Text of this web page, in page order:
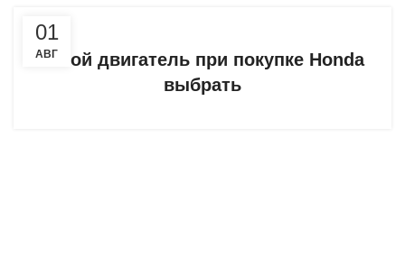
01
АВГ
Какой двигатель при покупке Honda
выбрать